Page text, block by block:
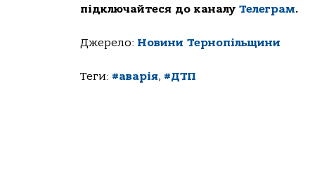
підключайтеся до каналу Телеграм.
Джерело: Новини Тернопільщини
Теги: #аварія, #ДТП